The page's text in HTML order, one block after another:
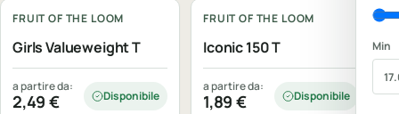
Min
FRUIT OF THE LOOM
Girls Valueweight T
a partire da:
2,49€ Disponibile
FRUIT OF THE LOOM
Iconic 150 T
a partire da:
1,89€ Disponibile